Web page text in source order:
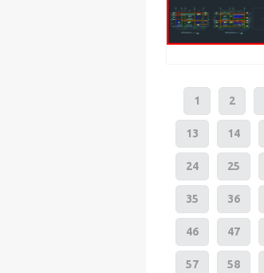
1 2
13 14
24 25
35 36
46 47
57 58